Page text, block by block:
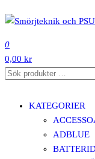
till
innehåll
0
0,00 kr
Sök
KATEGORIER
ADBLUE